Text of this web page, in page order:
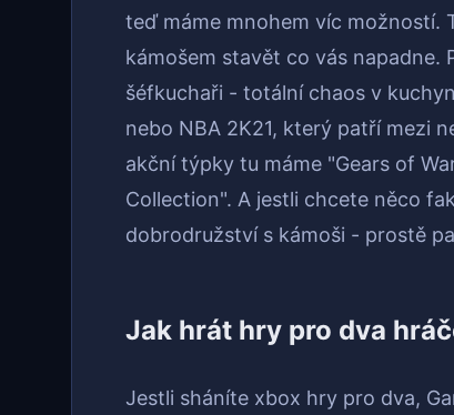
teď máme mnohem víc možností.
kámošem stavět co vás napadne.
šéfkuchaři - totální chaos v
nebo NBA 2K21, který patří mezi
akční týpky tu máme "Gears of
Collection". A jestli chcete něco
dobrodružství s kámoši - prostě
Jak hrát hry pro dva
Jestli sháníte xbox hry pro dva,